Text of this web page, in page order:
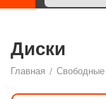
Диски
Главная /